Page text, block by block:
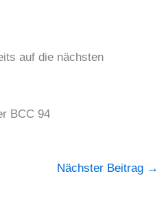
auf die nächsten
BCC 94
Nächster Beitrag →